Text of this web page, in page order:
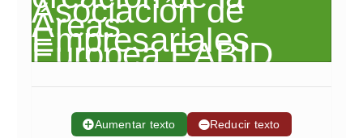
➕Aumentar texto ➖Reducir texto